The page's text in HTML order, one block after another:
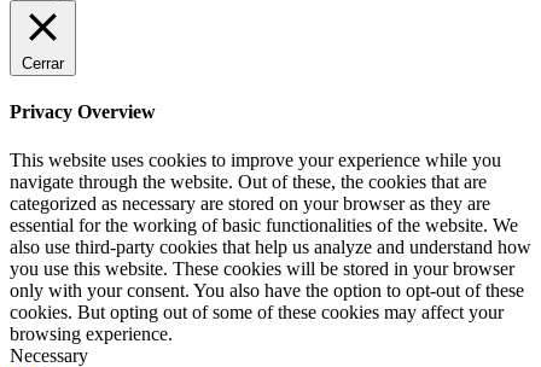
Cerrar
Privacy Overview
This website uses cookies to improve your experience while you
navigate through the website. Out of these, the cookies that are
categorized as necessary are stored on your browser as they are
essential for the working of basic functionalities of the website. We
also use third-party cookies that help us analyze and understand how
you use this website. These cookies will be stored in your browser
only with your consent. You also have the option to opt-out of these
cookies. But opting out of some of these cookies may affect your
browsing experience.
Necessary